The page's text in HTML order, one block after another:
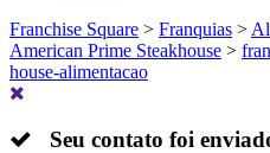
Franchise Square > Franquias >
American Prime Steakhouse >
house-alimentacao
Seu contato foi